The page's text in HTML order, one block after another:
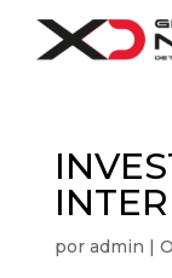
por admin |